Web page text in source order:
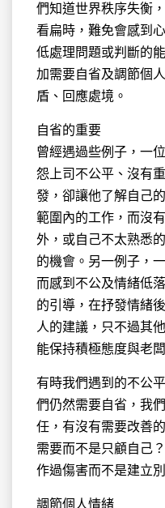
們知道世界秩序失衡
看扁時，難免會感到
低處理問題或判斷的
加需要自省及調節個
盾、回應處境。
自省的重要
曾經遇過些例子，一
怨上司不公平、沒有
發，卻讓他了解自己
範圍內的工作，而沒
外，或自己不太熟悉
的機會。另一例子，
而感到不公及情緒低
的引導，在抒發情緒
人的建議，只不過其
能保持積極態度與老
有時我們遇到的不公
們仍然需要自省，我
任，有沒有需要改善
需要而不是只顧自己
作過傷害而不是建立
調節個人情緒